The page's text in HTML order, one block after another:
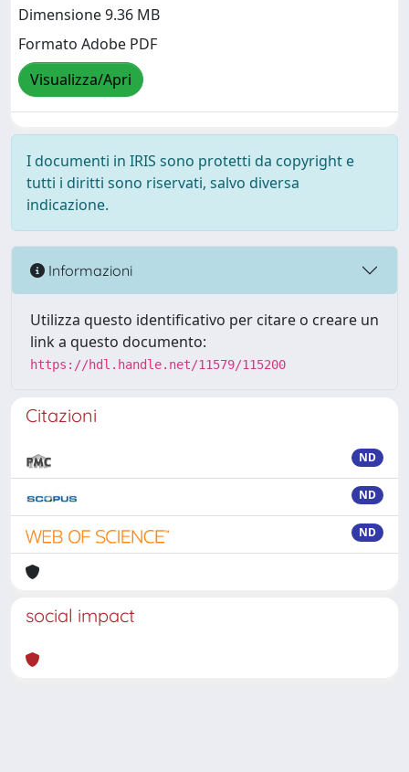
Dimensione 9.36 MB
Formato Adobe PDF
Visualizza/Apri
I documenti in IRIS sono protetti da copyright e
tutti i diritti sono riservati, salvo diversa
indicazione.
Informazioni
Utilizza questo identificativo per citare o creare un
link a questo documento:
https://hdl.handle.net/11579/115200
Citazioni
ND
ND
ND
social impact